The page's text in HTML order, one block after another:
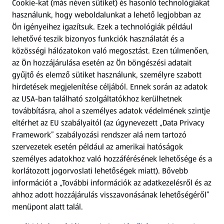
Kérdőív
Fizetési lehetőségek
ALDI utalványok
Árcsökkentés
Adattörlő alkalmazás
Szervizpont
(új oldalon nyílik meg)
Fedezz fel minket az interneten!
Cookie-kat (más néven sütiket) és hasonló technológiákat
használunk, hogy weboldalunkat a lehető legjobban az
Ön igényeihez igazítsuk. Ezek a technológiák például
lehetővé teszik bizonyos funkciók használatát és a
közösségi hálózatokon való megosztást. Ezen túlmenően,
az Ön hozzájárulása esetén az Ön böngészési adatait
gyűjtő és elemző sütiket használunk, személyre szabott
hirdetések megjelenítése céljából. Ennek során az adatok
az USA-ban található szolgáltatókhoz kerülhetnek
továbbításra, ahol a személyes adatok védelmének szintje
eltérhet az EU szabályaitól (az úgynevezett „Data Privacy
Framework” szabályozási rendszer alá nem tartozó
szervezetek esetén például az amerikai hatóságok
személyes adatokhoz való hozzáférésének lehetősége és a
korlátozott jogorvoslati lehetőségek miatt). Bővebb
információt a „További információk az adatkezelésről és az
ahhoz adott hozzájárulás visszavonásának lehetőségéről”
menüpont alatt talál.